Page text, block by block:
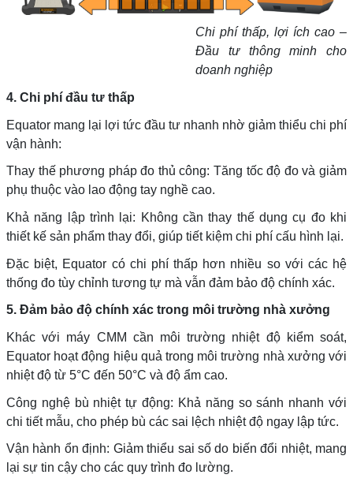
Chi phí thấp, lợi ích cao –
Đầu tư thông minh cho
doanh nghiệp
4. Chi phí đầu tư thấp
Equator mang lại lợi tức đầu tư nhanh nhờ giảm thiểu chi phí
vận hành:
Thay thế phương pháp đo thủ công: Tăng tốc độ đo và giảm
phụ thuộc vào lao động tay nghề cao.
Khả năng lập trình lại: Không cần thay thế dụng cụ đo khi
thiết kế sản phẩm thay đổi, giúp tiết kiệm chi phí cấu hình lại.
Đặc biệt, Equator có chi phí thấp hơn nhiều so với các hệ
thống đo tùy chỉnh tương tự mà vẫn đảm bảo độ chính xác.
5. Đảm bảo độ chính xác trong môi trường nhà xưởng
Khác với máy CMM cần môi trường nhiệt độ kiểm soát,
Equator hoạt động hiệu quả trong môi trường nhà xưởng với
nhiệt độ từ 5°C đến 50°C và độ ẩm cao.
Công nghệ bù nhiệt tự động: Khả năng so sánh nhanh với
chi tiết mẫu, cho phép bù các sai lệch nhiệt độ ngay lập tức.
Vận hành ổn định: Giảm thiểu sai số do biến đổi nhiệt, mang
lại sự tin cậy cho các quy trình đo lường.